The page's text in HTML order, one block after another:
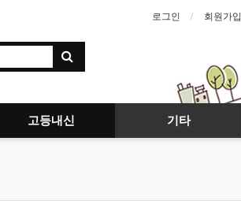
로그인 회원가입
고등내신 기타